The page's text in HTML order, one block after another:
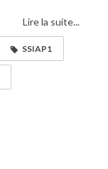
Lire la suite...
SSIAP1